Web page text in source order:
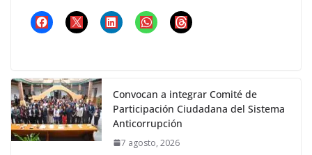
Convocan a integrar Comité de
Participación Ciudadana del Sistema
Anticorrupción
7 agosto, 2026